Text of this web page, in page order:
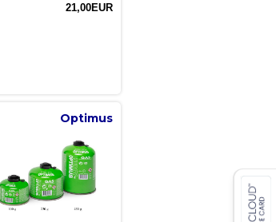
21,00EUR
Optimus